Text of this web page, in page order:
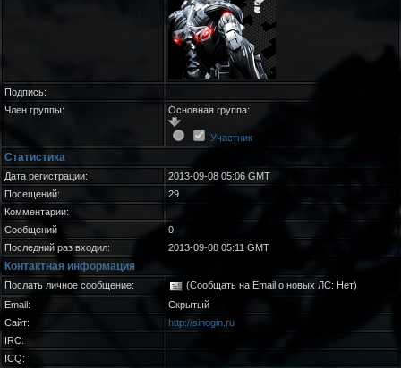
Подпись:
Член группы:
Основная группа:
Участник
Статистика
Дата регистрации:
2013-09-08 05:06 GMT
Посещений:
29
Комментарии:
Сообщений
0
Последний раз входил:
2013-09-08 05:11 GMT
Контактная информация
Послать личное сообщение:
(Сообщать на Email о новых ЛС: Нет)
Email:
Скрытый
Сайт:
http://sinogin.ru
IRC:
ICQ: